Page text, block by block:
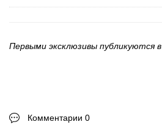
Первыми эксклюзивы публикуются в
Комментарии 0